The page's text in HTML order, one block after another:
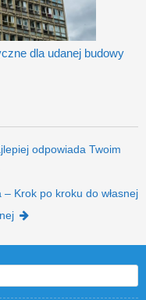
dla udanej budowy
odpowiada Twoim
Krok po kroku do własnej